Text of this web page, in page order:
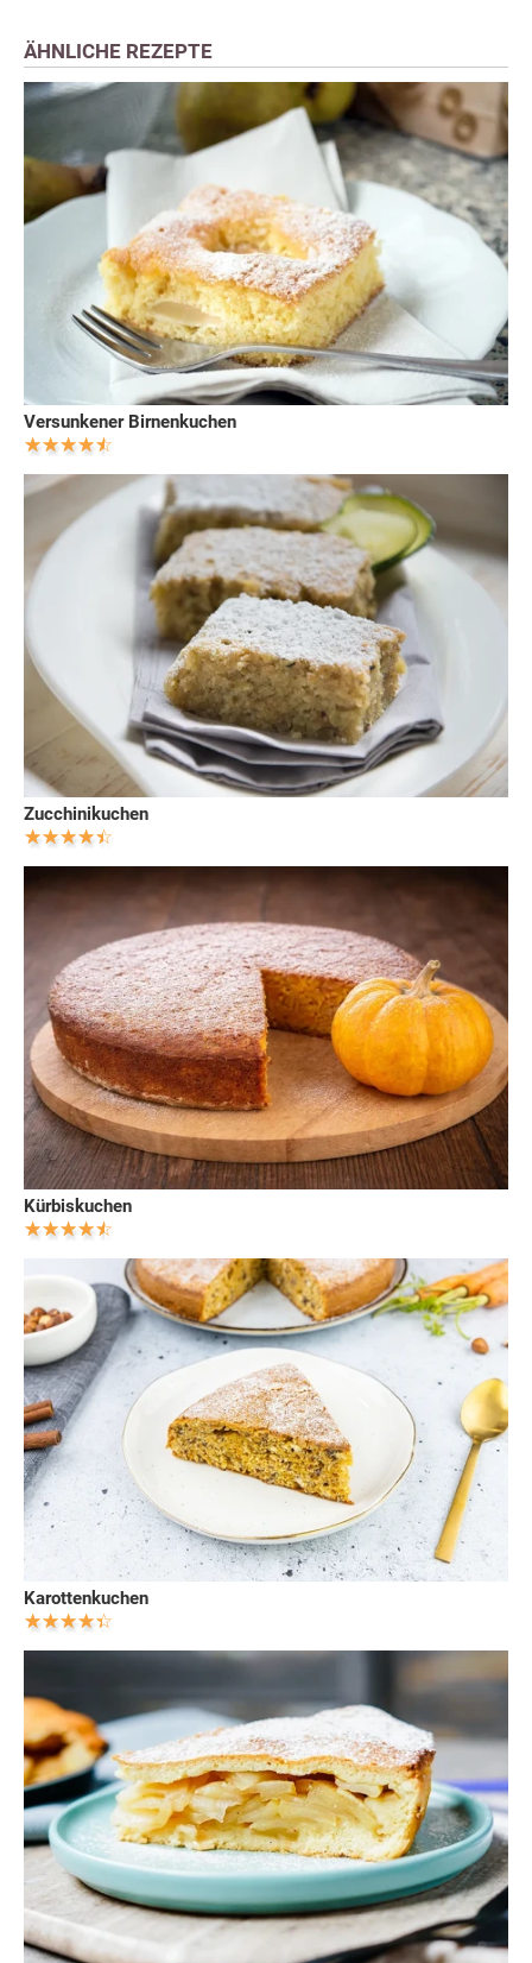
ÄHNLICHE REZEPTE
Versunkener Birnenkuchen
Zucchinikuchen
Kürbiskuchen
Karottenkuchen